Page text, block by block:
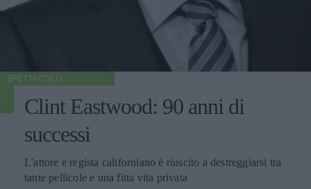
SPETTACOLO
Clint Eastwood: 90 anni di
successi
L'attore e regista californiano è riuscito a destreggiarsi tra
tante pellicole e una fitta vita privata